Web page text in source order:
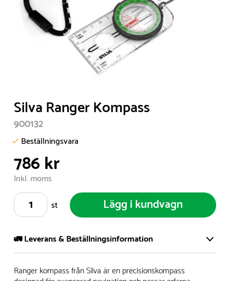
Item
1
of
1
Silva Ranger Kompass
900132
Beställningsvara
786 kr
Inkl. moms
st
Lägg i kundvagn
🚛 Leverans & Beställningsinformation
Vi har ett stort och modernt lager på över 8.000 kvm och
Ranger kompass från Silva är en precisionskompass